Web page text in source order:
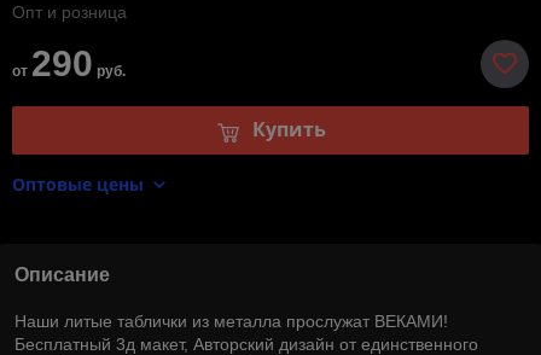
Опт и розница
от 290 руб.
Купить
Оптовые цены
Описание
Наши литые таблички из металла прослужат ВЕКАМИ!
Бесплатный 3д макет, Авторский дизайн от единственного